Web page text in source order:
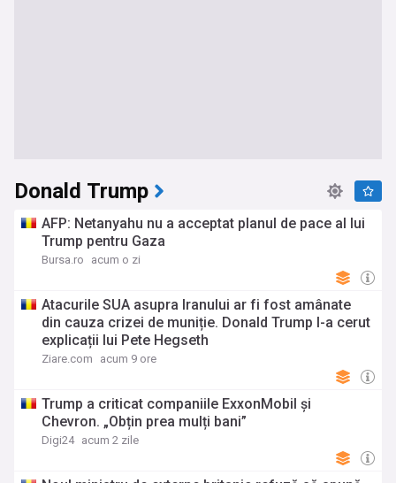
Donald Trump
AFP: Netanyahu nu a acceptat planul de pace al lui
Trump pentru Gaza
Bursa.ro acum o zi
Atacurile SUA asupra Iranului ar fi fost amânate
din cauza crizei de muniție. Donald Trump I-a cerut
explicații lui Pete Hegseth
Ziare.com acum 9 ore
Trump a criticat companiile ExxonMobil și
Chevron. „Obțin prea mulți bani”
Digi24 acum 2 zile